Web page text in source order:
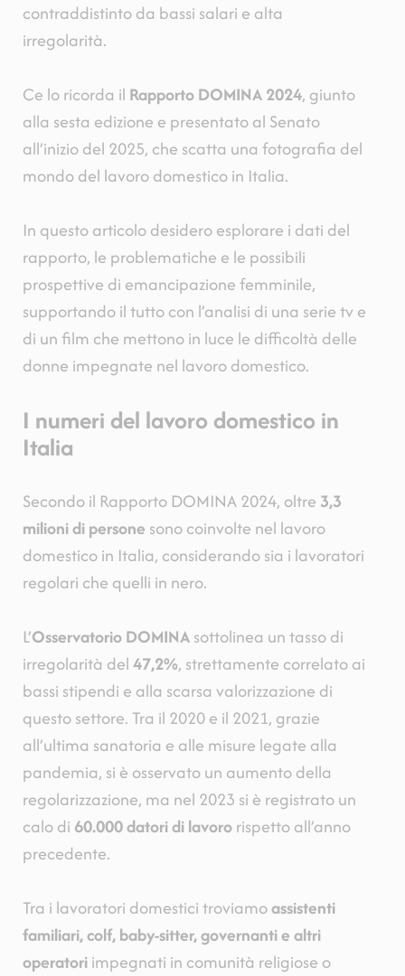
contraddistinto da bassi salari e alta
irregolarità.
Ce lo ricorda il Rapporto DOMINA 2024, giunto
alla sesta edizione e presentato al Senato
all’inizio del 2025, che scatta una fotografia del
mondo del lavoro domestico in Italia.
In questo articolo desidero esplorare i dati del
rapporto, le problematiche e le possibili
prospettive di emancipazione femminile,
supportando il tutto con l’analisi di una serie tv e
di un film che mettono in luce le difficoltà delle
donne impegnate nel lavoro domestico.
I numeri del lavoro domestico in
Italia
Secondo il Rapporto DOMINA 2024, oltre 3,3
milioni di persone sono coinvolte nel lavoro
domestico in Italia, considerando sia i lavoratori
regolari che quelli in nero.
L’Osservatorio DOMINAsottolinea un tasso di
irregolarità del47,2%, strettamente correlato ai
bassi stipendi e alla scarsa valorizzazione di
questo settore. Tra il 2020 e il 2021, grazie
all’ultima sanatoria e alle misure legate alla
pandemia, si è osservato un aumento della
regolarizzazione, ma nel 2023 si è registrato un
calo di 60.000 datori di lavororispetto all’anno
precedente.
Tra i lavoratori domestici troviamoassistenti
familiari, colf, baby-sitter, governanti e altri
operatoriimpegnati in comunità religiose o